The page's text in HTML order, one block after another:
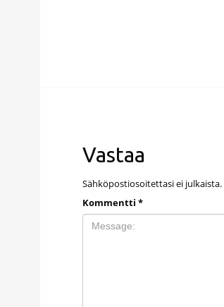
Vastaa
Sähköpostiosoitettasi ei julkaista.
Kommentti *